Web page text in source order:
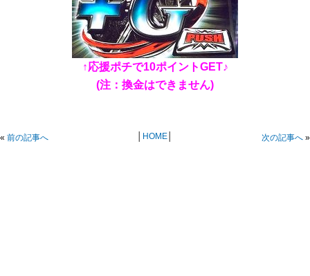
↑応援ポチで10ポイントGET♪
(注：換金はできません)
« 前の記事へ HOME│ 次の記事へ »